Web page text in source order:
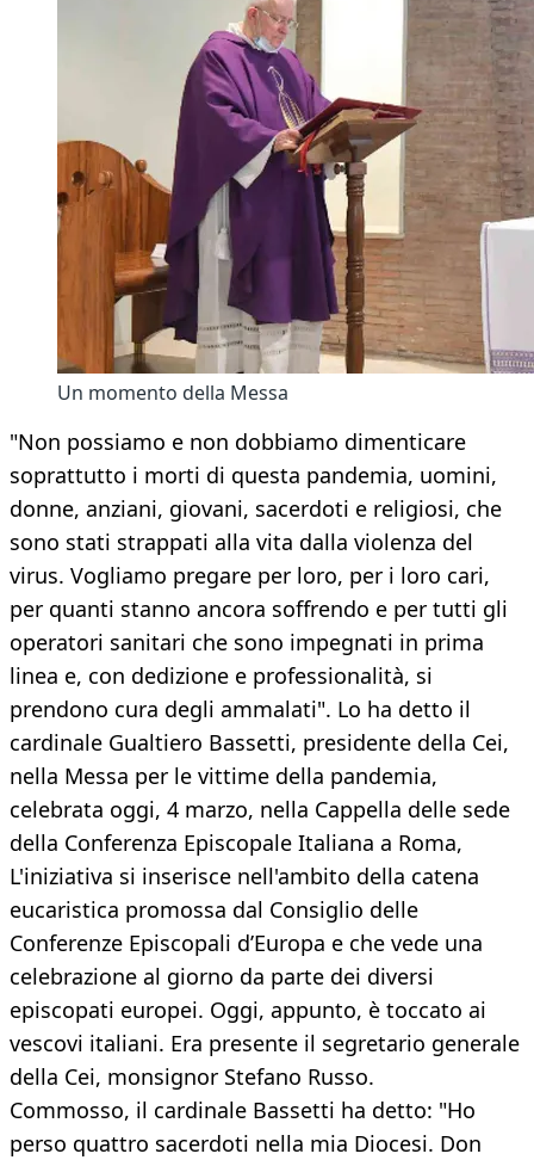
Un momento della Messa
"Non possiamo e non dobbiamo dimenticare
soprattutto i morti di questa pandemia, uomini,
donne, anziani, giovani, sacerdoti e religiosi, che
sono stati strappati alla vita dalla violenza del
virus. Vogliamo pregare per loro, per i loro cari,
per quanti stanno ancora soffrendo e per tutti gli
operatori sanitari che sono impegnati in prima
linea e, con dedizione e professionalità, si
prendono cura degli ammalati". Lo ha detto il
cardinale Gualtiero Bassetti, presidente della Cei,
nella Messa per le vittime della pandemia,
celebrata oggi, 4 marzo, nella Cappella delle sede
della Conferenza Episcopale Italiana a Roma,
L'iniziativa si inserisce nell'ambito della catena
eucaristica promossa dal Consiglio delle
Conferenze Episcopali d’Europa e che vede una
celebrazione al giorno da parte dei diversi
episcopati europei. Oggi, appunto, è toccato ai
vescovi italiani. Era presente il segretario generale
della Cei, monsignor Stefano Russo.
Commosso, il cardinale Bassetti ha detto: "Ho
perso quattro sacerdoti nella mia Diocesi. Don